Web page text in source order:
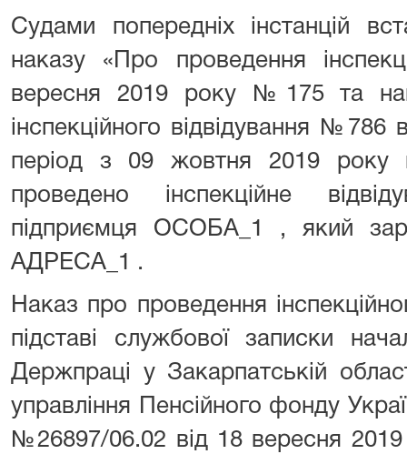
Судами попередніх інстанцій
наказу «Про проведення
вересня 2019 року №175 та
інспекційного відвідування
період з 09 жовтня 2019
проведено інспекційне
підприємця ОСОБА_1 , який
АДРЕСА_1 .
Наказ про проведення
підставі службової записки
Держпраці у Закарпатській
управління Пенсійного фонду
№26897/06.02 від 18 вересня